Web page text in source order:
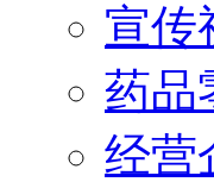
宣传
药品
经营